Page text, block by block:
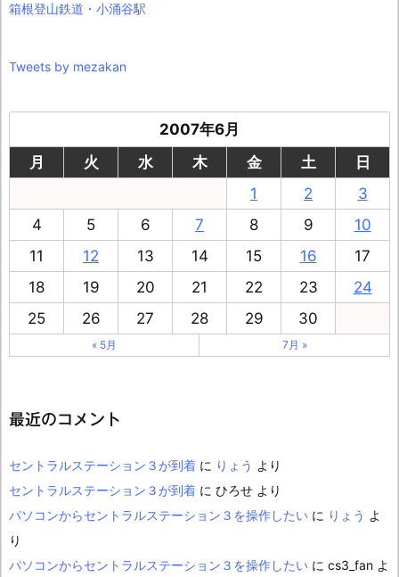
箱根登山鉄道・小涌谷駅
Tweets by mezakan
2007年6月
月
火 水 木 金 土
日
1
2
3
4
5 6 7 8 9
10
11
12 13 14 15 16
17
18
19 20 21 22 23
24
25
26 27 28 29 30
« 5月 7月 »
最近のコメント
セントラルステーション３が到着 に りょう より
セントラルステーション３が到着 に ひろせ より
パソコンからセントラルステーション３を操作したい に りょう よ
り
パソコンからセントラルステーション３を操作したい に cs3_fan よ